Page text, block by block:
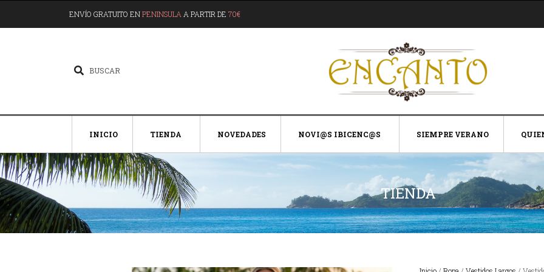
ENVÍO GRATUITO ENPENINSULA A PARTIR DE 70€
INICIO TIENDA NOVEDADES NOVI@S IBICENC@S SIEMPRE VERANO
TIENDA